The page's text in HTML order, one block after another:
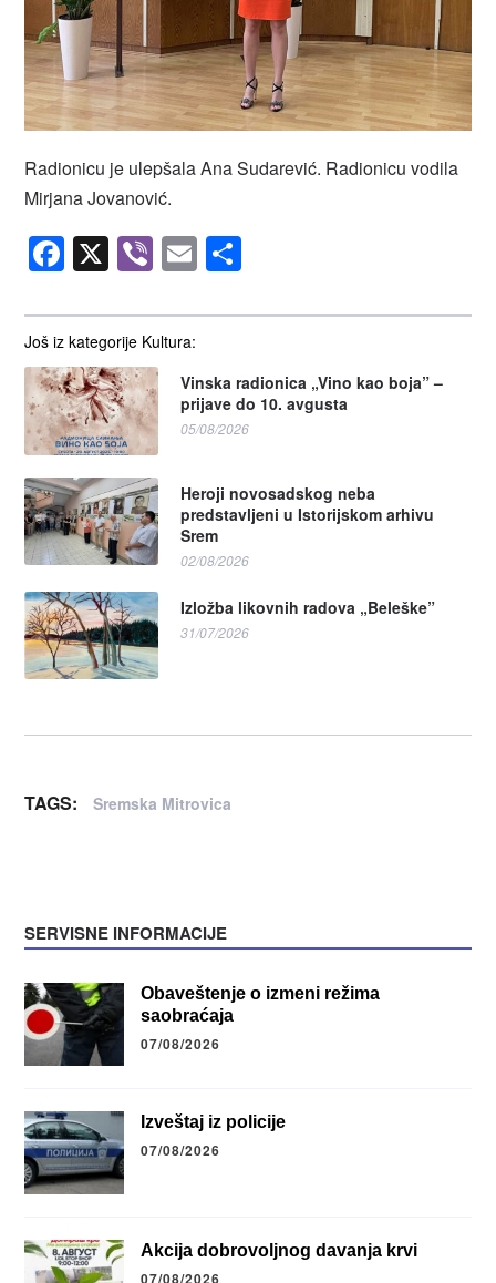
Još iz kategorije Kultura:
Vinska radionica „Vino kao boja” –
prijave do 10. avgusta
05/08/2026
Heroji novosadskog neba
predstavljeni u Istorijskom arhivu
Srem
02/08/2026
Izložba likovnih radova „Beleške”
31/07/2026
Radionicu je ulepšala Ana Sudarević. Radionicu vodila
Mirjana Jovanović.
Facebook
X ViberEmail
TAGS: Sremska Mitrovica
SERVISNE INFORMACIJE
Obaveštenje o izmeni režima
saobraćaja
07/08/2026
Izveštaj iz policije
07/08/2026
Akcija dobrovoljnog davanja krvi
07/08/2026